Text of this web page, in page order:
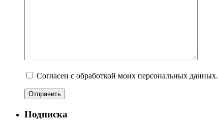
Согласен с обработкой моих персональных данных.
Подписка